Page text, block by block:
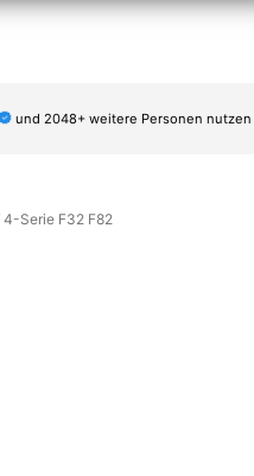
und 2048+ weitere Personen nutzen
4-Serie F32 F82